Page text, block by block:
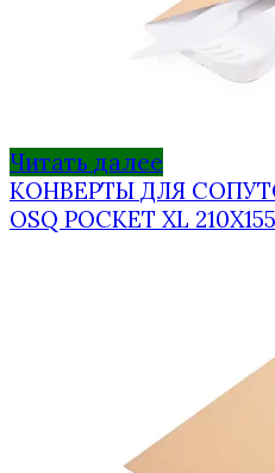
Читать далее
КОНВЕРТЫ ДЛЯ
OSQ POCKET XL